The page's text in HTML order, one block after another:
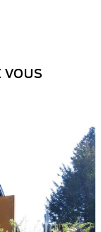
vous